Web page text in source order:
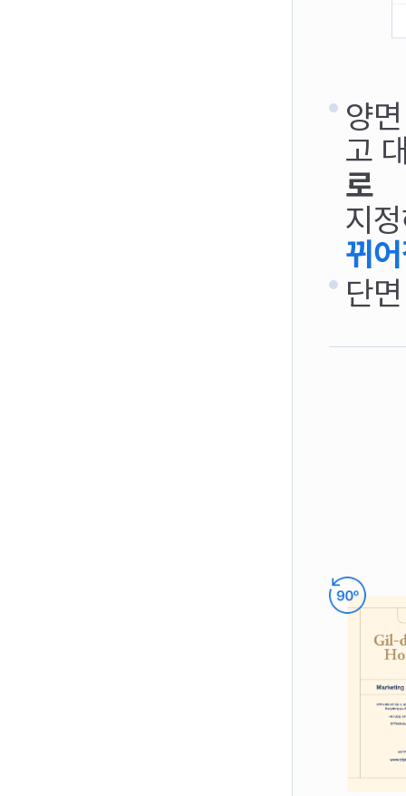
양
고
로
지
뀌
단